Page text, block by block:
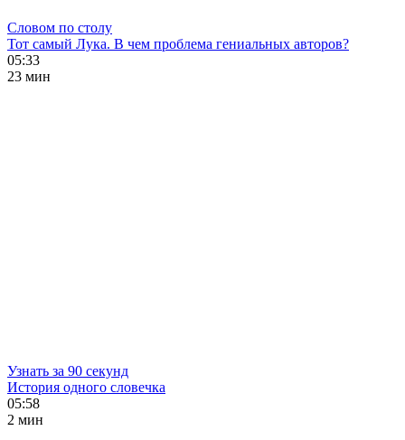
Словом по столу
Тот самый Лука. В чем проблема гениальных авторов?
05:33
23 мин
Узнать за 90 секунд
История одного словечка
05:58
2 мин